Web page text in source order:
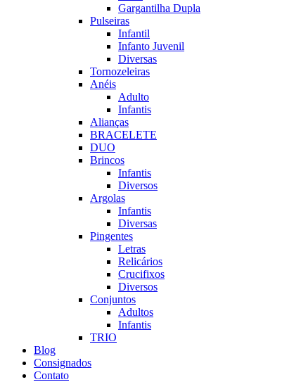
Gargantilha Dupla
Pulseiras
Infantil
Infanto Juvenil
Diversas
Tornozeleiras
Anéis
Adulto
Infantis
Alianças
BRACELETE
DUO
Brincos
Infantis
Diversos
Argolas
Infantis
Diversas
Pingentes
Letras
Relicários
Crucifixos
Diversos
Conjuntos
Adultos
Infantis
TRIO
Blog
Consignados
Contato